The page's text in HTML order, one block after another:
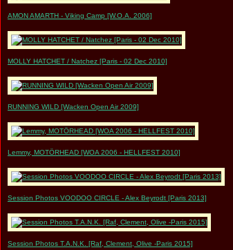
AMON AMARTH - Viking Camp [W.O.A. 2006]
MOLLY HATCHET / Natchez [Paris - 02 Dec 2010]
RUNNING WILD [Wacken Open Air 2009]
Lemmy, MOTÖRHEAD [WOA 2006 - HELLFEST 2010]
Session Photos VOODOO CIRCLE - Alex Beyrodt [Paris 2013]
Session Photos T.A.N.K. [Raf, Clement, Olive -Paris 2015]